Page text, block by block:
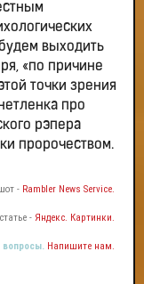
выходить
«по причине
точки зрения
про
рэпера
пророчеством.
- Rambler News Service.
- Яндекс. Картинки.
вопросы. Напишите нам.